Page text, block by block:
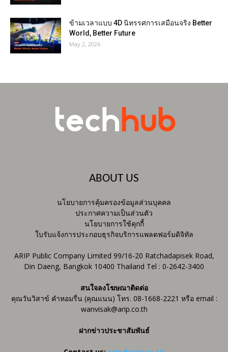
ข้ามเวลาแบบ 4D นิทรรศการเสมือนจริง Better
World, Better Future
May 2, 2026
ABOUT US
นโยบายการคุ้มครองข้อมูลส่วนบุคคล
ประกาศความเป็นส่วนตัว
นโยบายการใช้คุกกี้
ใบรับแจ้งการประกอบธุรกิจบริการแพลตฟอร์มดิจิทัล
ARIP Public Company Limited 99/16-20 Ratchadapisek Road,
Din Daeng, Bangkok 10400 Thailand Tel : 0-2642-3400
สนใจลงโฆษณาติดต่อ
คุณวันวิสาข์ คำหอมรื่น (คุณแนน) โทร. 08-1668-2221 หรือ email :
wanvisak@arip.co.th
ฝากข่าวประชาสัมพันธ์